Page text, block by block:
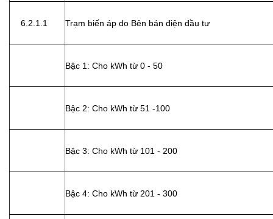
6.2.1.1 Trạm biến áp do Bên bán điện đầu tư
Bậc 1: Cho kWh từ 0 - 50
Bậc 2: Cho kWh từ 51 -100
Bậc 3: Cho kWh từ 101 - 200
Bậc 4: Cho kWh từ 201 - 300